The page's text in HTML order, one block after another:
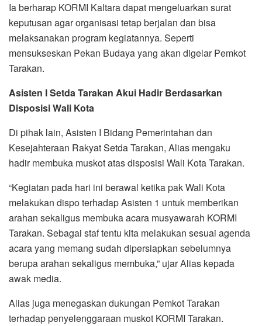
Ia berharap KORMI Kaltara dapat mengeluarkan surat
keputusan agar organisasi tetap berjalan dan bisa
melaksanakan program kegiatannya. Seperti
mensukseskan Pekan Budaya yang akan digelar Pemkot
Tarakan.
Asisten I Setda Tarakan Akui Hadir Berdasarkan
Disposisi Wali Kota
Di pihak lain, Asisten I Bidang Pemerintahan dan
Kesejahteraan Rakyat Setda Tarakan, Alias mengaku
hadir membuka muskot atas disposisi Wali Kota Tarakan.
“Kegiatan pada hari ini berawal ketika pak Wali Kota
melakukan dispo terhadap Asisten 1 untuk memberikan
arahan sekaligus membuka acara musyawarah KORMI
Tarakan. Sebagai staf tentu kita melakukan sesuai agenda
acara yang memang sudah dipersiapkan sebelumnya
berupa arahan sekaligus membuka,” ujar Alias kepada
awak media.
Alias juga menegaskan dukungan Pemkot Tarakan
terhadap penyelenggaraan muskot KORMI Tarakan.